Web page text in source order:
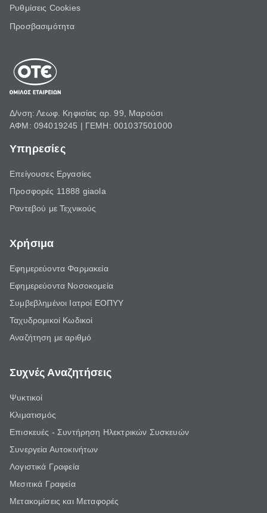
Ρυθμίσεις Cookies
Προσβασιμότητα
Δ/νση: Λεωφ. Κηφισίας αρ. 99, Μαρούσι
ΑΦΜ: 094019245 | ΓΕΜΗ: 001037501000
Υπηρεσίες
Επείγουσες Εργασίες
Προσφορές 11888 giaola
Ραντεβού με Τεχνικούς
Χρήσιμα
Εφημερεύοντα Φαρμακεία
Εφημερεύοντα Νοσοκομεία
Συμβεβλημένοι Ιατροί ΕΟΠΥΥ
Ταχυδρομικοί Κωδικοί
Αναζήτηση με αριθμό
Συχνές Αναζητήσεις
Ψυκτικοί
Κλιματισμός
Επισκευές - Συντήρηση Ηλεκτρικών Συσκευών
Συνεργεία Αυτοκινήτων
Λογιστικά Γραφεία
Μεσιτικά Γραφεία
Μετακομίσεις και Μεταφορές